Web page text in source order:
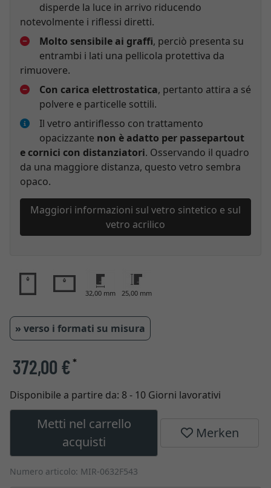
disperde la luce in arrivo riducendo
notevolmente i riflessi diretti.
Molto sensibile ai graffi, perciò presenta su
entrambi i lati una pellicola protettiva da
rimuovere.
Con carica elettrostatica, pertanto attira a sé
polvere e particelle sottili.
Il vetro antiriflesso con trattamento
opacizzante non è adatto per passepartout
e cornici con distanziatori. Osservando il quadro
da una maggiore distanza, questo vetro sembra
opaco.
Maggiori informazioni sul vetro sintetico e sul
vetro acrilico
32,00 mm 25,00 mm
» verso i formati su misura
372,00 €*
Disponibile a partire da: 8 - 10 Giorni lavorativi
Metti nel carrello
acquisti
Merken
Numero articolo: MIR-0632F543